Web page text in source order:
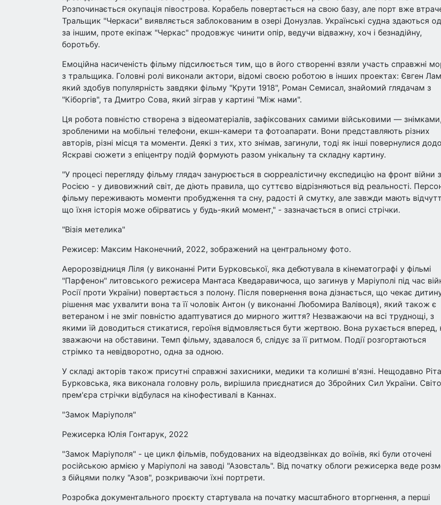
Розпочинається окупація півострова. Корабель повертається на свою базу, але порт вже
Тральщик "Черкаси" виявляється заблокованим в озері Донузлав. Українські судна здаються
за іншим, проте екіпаж "Черкас" продовжує чинити опір, ведучи відважну, хоч і безнадійну,
боротьбу.
Емоційна насиченість фільму підсилюється тим, що в його створенні взяли участь справжні
з тральщика. Головні ролі виконали актори, відомі своєю роботою в інших проектах: Євген
який здобув популярність завдяки фільму "Крути 1918", Роман Семисал, знайомий глядачам з
"Кіборгів", та Дмитро Сова, який зіграв у картині "Між нами".
Ця робота повністю створена з відеоматеріалів, зафіксованих самими військовими — знімками,
зробленими на мобільні телефони, екшн-камери та фотоапарати. Вони представляють різних
авторів, різні місця та моменти. Деякі з тих, хто знімав, загинули, тоді як інші повернулися
Яскраві сюжети з епіцентру подій формують разом унікальну та складну картину.
"У процесі перегляду фільму глядач занурюється в сюрреалістичну експедицію на фронт війни з
Росією - у дивовижний світ, де діють правила, що суттєво відрізняються від реальності.
фільму переживають моменти пробудження та сну, радості й смутку, але завжди мають
що їхня історія може обірватись у будь-який момент," - зазначається в описі стрічки.
"Візія метелика"
Режисер: Максим Наконечний, 2022, зображений на центральному фото.
Аеророзвідниця Ліля (у виконанні Рити Бурковської, яка дебютувала в кінематографі у фільмі
"Парфенон" литовського режисера Мантаса Кведаравичюса, що загинув у Маріуполі під час
Росії проти України) повертається з полону. Після повернення вона дізнається, що чекає
рішення має ухвалити вона та її чоловік Антон (у виконанні Любомира Валівоця), який також є
ветераном і не зміг повністю адаптуватися до мирного життя? Незважаючи на всі труднощі, з
якими їй доводиться стикатися, героїня відмовляється бути жертвою. Вона рухається вперед,
зважаючи на обставини. Темп фільму, здавалося б, слідує за її ритмом. Події розгортаються
стрімко та невідворотно, одна за одною.
У складі акторів також присутні справжні захисники, медики та колишні в'язні. Нещодавно Ріта
Бурковська, яка виконала головну роль, вирішила приєднатися до Збройних Сил України.
прем'єра стрічки відбулася на кінофестивалі в Каннах.
"Замок Маріуполя"
Режисерка Юлія Гонтарук, 2022
"Замок Маріуполя" - це цикл фільмів, побудованих на відеодзвінках до воїнів, які були оточені
російською армією у Маріуполі на заводі "Азовсталь". Від початку облоги режисерка веде
з бійцями полку "Азов", розкриваючи їхні портрети.
Розробка документального проєкту стартувала на початку масштабного вторгнення, а перші